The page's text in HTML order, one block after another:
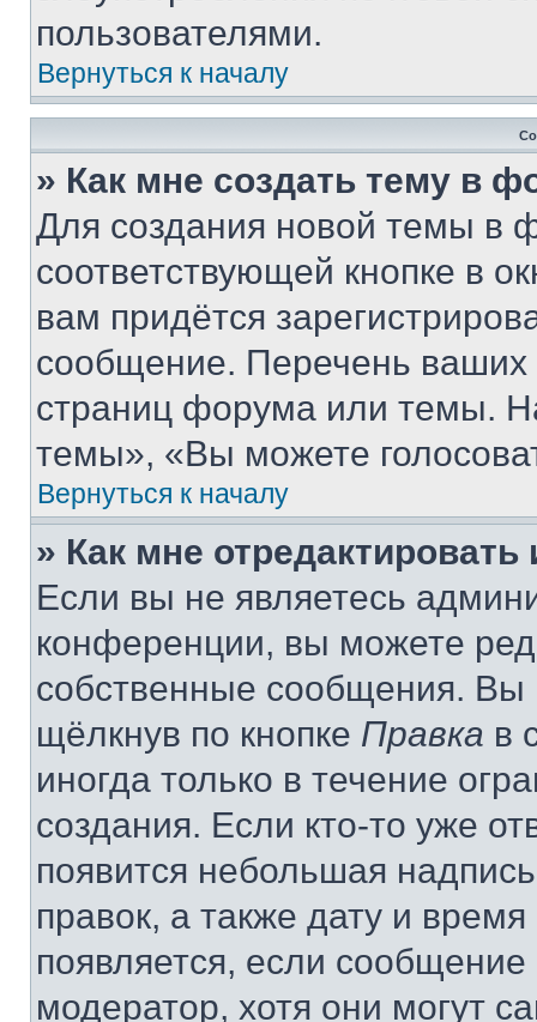
пользователями.
Вернуться к началу
» Как мне создать тему в
Для создания новой темы в
соответствующей кнопке в
вам придётся
сообщение. Перечень ваших
страниц форума или темы.
темы», «Вы можете
Вернуться к началу
» Как мне
Если вы не являетесь
конференции, вы можете
собственные сообщения. Вы
щёлкнув по кнопке Правка в
иногда только в течение
создания. Если кто-то уже
появится небольшая
правок, а также дату и
появляется, если
модератор, хотя они могут